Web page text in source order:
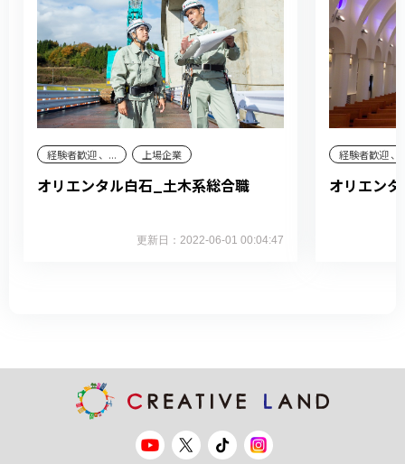
経験者歓迎 、... 上場企業
オリエンタル白石_土木系総合職
更新日：2022-06-01 00:04:47
経験者歓迎 、
オリエン